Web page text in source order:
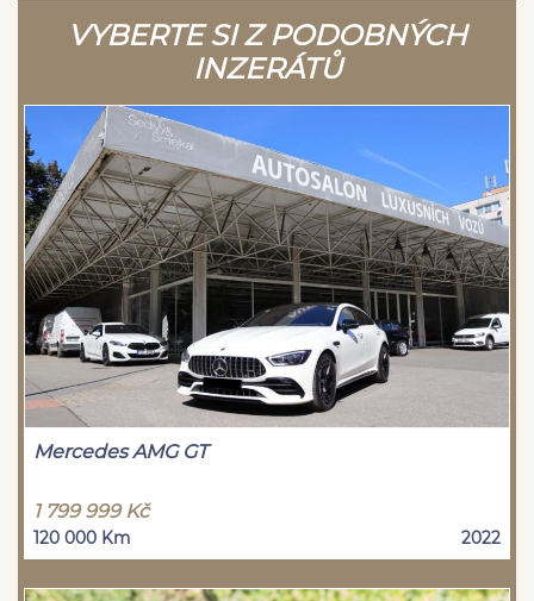
VYBERTE SI Z PODOBNÝCH
INZERÁTŮ
Mercedes AMG GT
1 799 999 Kč
120 000 Km 2022